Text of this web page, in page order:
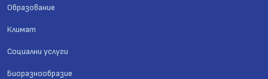
Образование
Климат
Социални услуги
Биоразнообразие